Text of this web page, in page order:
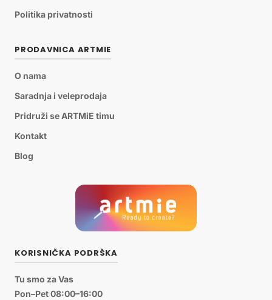
Politika privatnosti
PRODAVNICA ARTMIE
O nama
Saradnja i veleprodaja
Pridruži se ARTMiE timu
Kontakt
Blog
KORISNIČKA PODRŠKA
Tu smo za Vas
Pon–Pet 08:00–16:00